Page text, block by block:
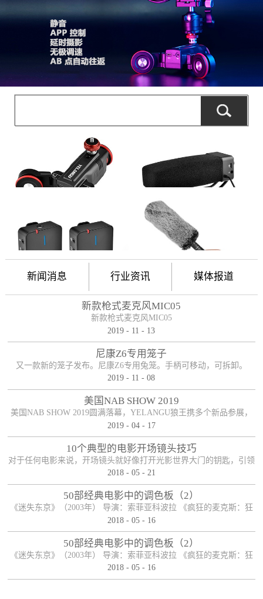
新闻消息 行业资讯 媒体报道
新款枪式麦克风MIC05
新款枪式麦克风MIC05
2019 - 11 - 13
尼康Z6专用笼子
又一款新的笼子发布。尼康Z6专用兔笼。手柄可移动，可拆卸。
2019 - 11 - 08
美国NAB SHOW 2019
美国NAB SHOW 2019圆满落幕，YELANGU狼王携多个新品参展，
参展期间新老朋友络绎不绝，收获满满！
2019 - 04 - 17
10个典型的电影开场镜头技巧
对于任何电影来说，开场镜头就好像打开光影世界大门的钥匙，引领
观众开启电影之旅。可以说，一部电影能否在一瞬间抓住观众的眼
对于导演和制作人员来说，开长镜头必然经过深思熟虑，有时候它可
以是整个电影故事的开端，有时候它也可以是整个电影故事的末尾，
启承转合，柳暗花明。下面便来说说电影开场镜头的十种典型手法。
【首尾呼应】这应该是最司空见惯也最简单粗暴...
2018 - 05 - 21
50部经典电影中的调色板（2）
《迷失东京》（2003年） 导演：索菲亚科波拉 《疯狂的麦克斯：狂
暴之路》（2015年） 导演： 乔治·米勒 《月升王国》（2012年） 导
得·潘》（1953年） 导演： 克莱德·吉诺尼米，威尔弗雷德·杰克逊，
汉密尔顿·卢斯科 ...
2018 - 05 - 16
50部经典电影中的调色板（2）
《迷失东京》（2003年） 导演：索菲亚科波拉 《疯狂的麦克斯：狂
暴之路》（2015年） 导演： 乔治·米勒 《月升王国》（2012年） 导
2018 - 05 - 16